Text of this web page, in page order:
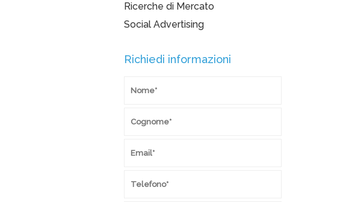
Ricerche di Mercato
Social Advertising
Richiedi informazioni